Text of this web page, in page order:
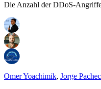
Die Anzahl der DDoS-
Omer Yoachimik, Jorge